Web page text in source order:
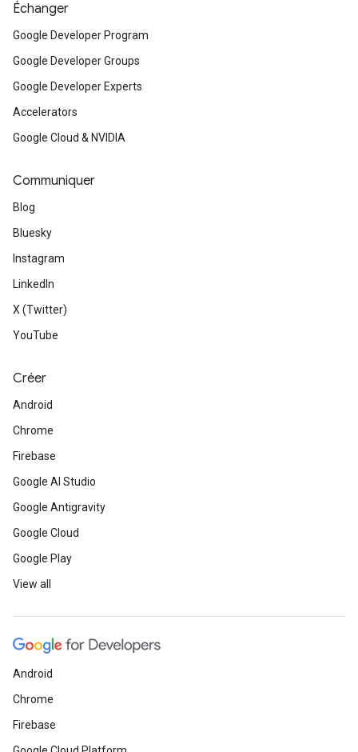
Échanger
Google Developer Program
Google Developer Groups
Google Developer Experts
Accelerators
Google Cloud & NVIDIA
Communiquer
Blog
Bluesky
Instagram
LinkedIn
X (Twitter)
YouTube
Créer
Android
Chrome
Firebase
Google AI Studio
Google Antigravity
Google Cloud
Google Play
View all
Android
Chrome
Firebase